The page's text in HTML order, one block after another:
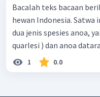
Bacalah teks bacaan berikut! Anoa merupakan
hewan Indonesia. Satwa
dua jenis spesies anoa,
quarlesi ) dan anoa
1 0.0